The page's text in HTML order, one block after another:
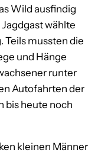
Wild ausfindig
wählte
Teils mussten die
und Hänge
runter
Autofahrten der
bis heute noch
kleinen Männer